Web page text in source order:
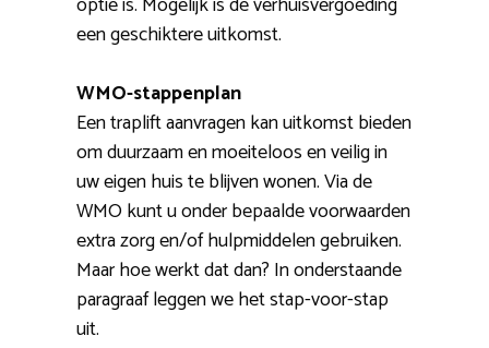
een geschiktere uitkomst.
WMO-stappenplan
Een traplift aanvragen kan uitkomst bieden
om duurzaam en moeiteloos en veilig in
uw eigen huis te blijven wonen. Via de
WMO kunt u onder bepaalde voorwaarden
extra zorg en/of hulpmiddelen gebruiken.
Maar hoe werkt dat dan? In onderstaande
paragraaf leggen we het stap-voor-stap
uit.